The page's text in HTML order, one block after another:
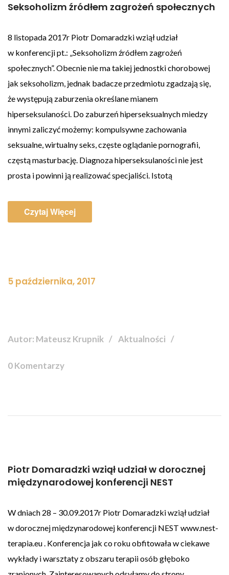
Seksoholizm źródłem zagrożeń społecznych
8 listopada 2017r Piotr Domaradzki wziął udział
w konferencji pt.: „Seksoholizm źródłem zagrożeń
społecznych”. Obecnie nie ma takiej jednostki chorobowej
jak seksoholizm, jednak badacze przedmiotu zgadzają się,
że występują zaburzenia określane mianem
hiperseksulaności. Do zaburzeń hiperseksualnych miedzy
innymi zaliczyć możemy: kompulsywne zachowania
seksualne, wirtualny seks, częste oglądanie pornografii,
częstą masturbację. Diagnoza hiperseksulaności nie jest
prosta i powinni ją realizować specjaliści. Istotą
Czytaj Więcej
5 października, 2017
Autor: Mateusz Krupnik Aktualności
0 Komentarzy
Piotr Domaradzki wziął udział w dorocznej
międzynarodowej konferencji NEST
W dniach 28 – 30.09.2017r Piotr Domaradzki wziął udział
w dorocznej międzynarodowej konferencji NEST www.nest-
terapia.eu . Konferencja jak co roku obfitowała w ciekawe
wykłady i warsztaty z obszaru terapii osób głęboko